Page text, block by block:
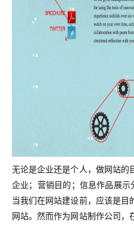
无论是企业还是个人，做网站的
企业；营销目的；信息作品展
当我们在网站建设前，应该是目
网站。然而作为网站制作公司，